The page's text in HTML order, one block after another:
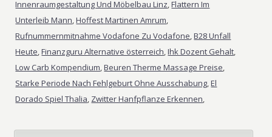
Innenraumgestaltung Und Möbelbau Linz,Flattern Im
Unterleib Mann,Hoffest Martinen Amrum,
Rufnummernmitnahme Vodafone Zu Vodafone,B28 Unfall
Heute,Finanzguru Alternative österreich,Ihk Dozent Gehalt,
Low Carb Kompendium,Beuren Therme Massage Preise,
Starke Periode Nach Fehlgeburt Ohne Ausschabung,El
Dorado Spiel Thalia, Zwitter Hanfpflanze Erkennen,